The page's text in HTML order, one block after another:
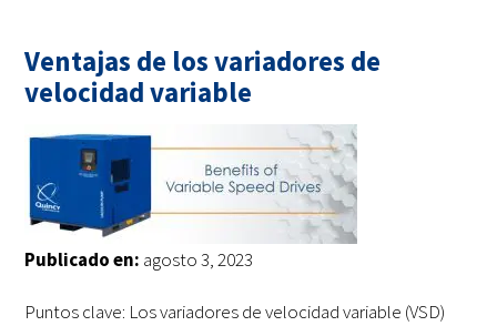
Ventajas de los variadores de
velocidad variable
Publicado en: agosto 3, 2023
Puntos clave: Los variadores de velocidad variable (VSD)